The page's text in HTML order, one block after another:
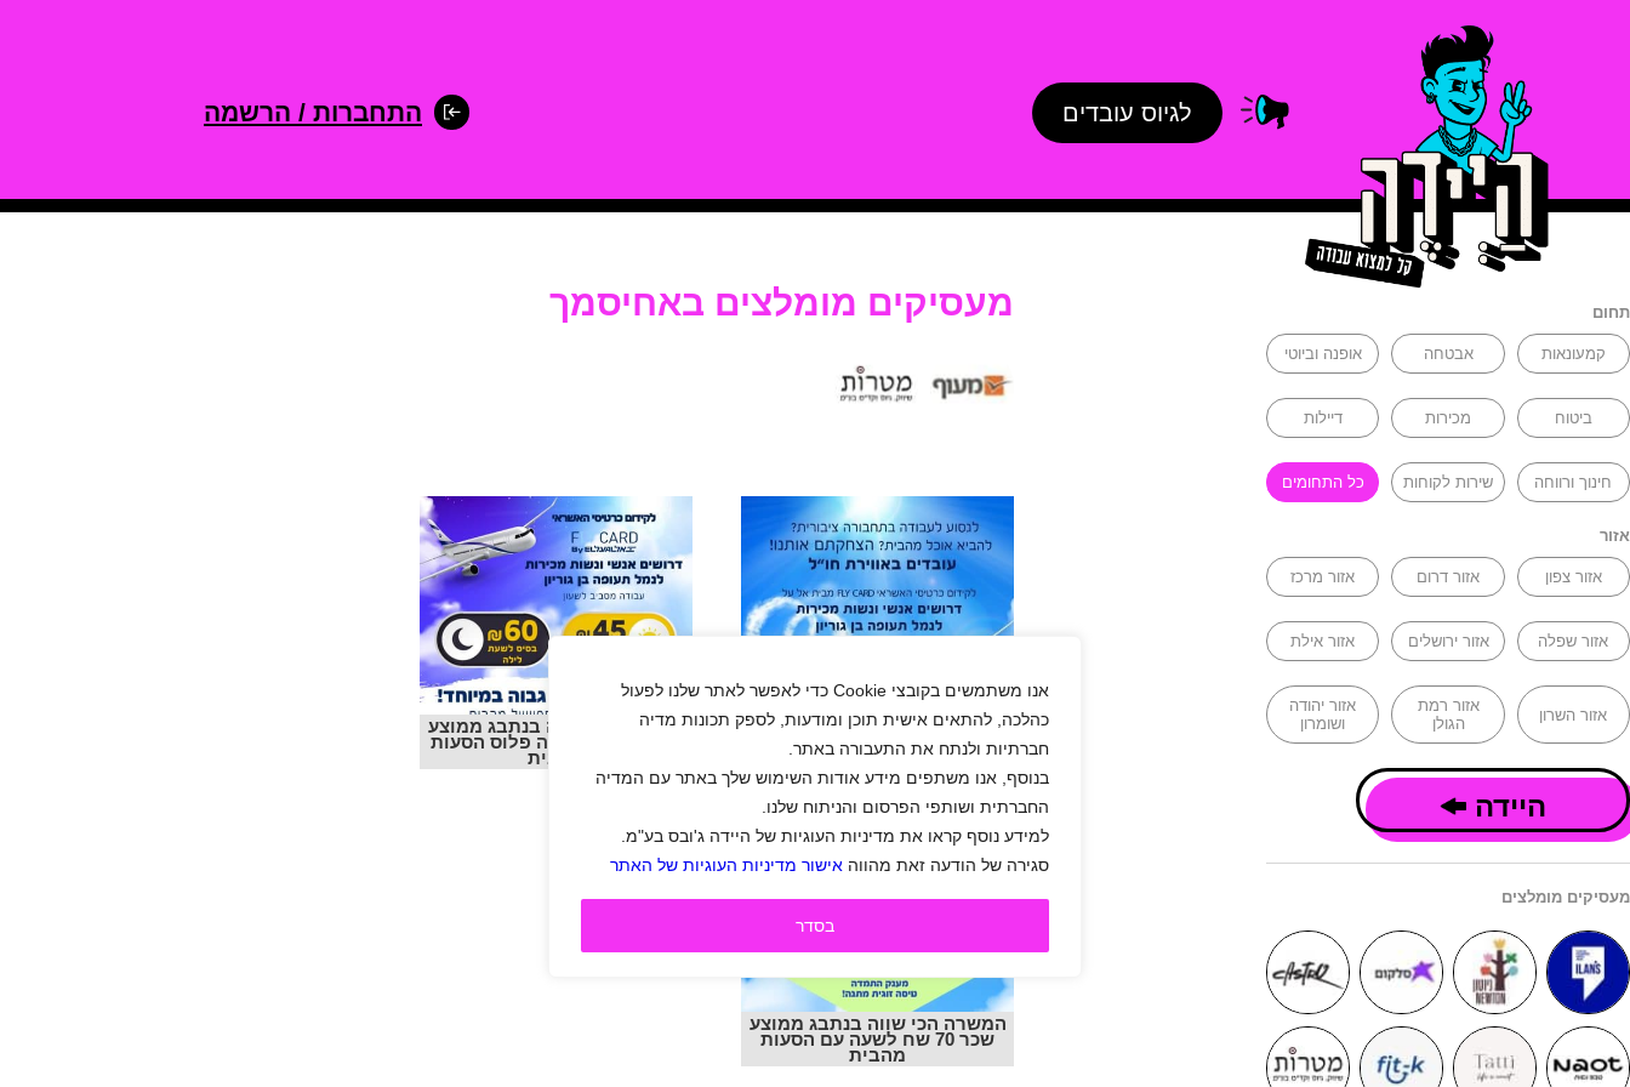
אנו משתמשים בקובצי Cookie כדי לאפשר לאתר שלנו לפעול
כהלכה, להתאים אישית תוכן ומודעות, לספק תכונות מדיה
חברתיות ולנתח את התעבורה באתר.
בנוסף, אנו משתפים מידע אודות השימוש שלך באתר עם המדיה
החברתית ושותפי הפרסום והניתוח שלנו.
למידע נוסף קראו את מדיניות העוגיות של היידה ג'ובס בע"מ.
סגירה של הודעה זאת מהווה אישור מדיניות העוגיות של האתר
בסדר
לגיוס עובדים התחברות / הרשמה
תחום
קמעונאות אבטחה אופנה וביוטי
ביטוח מכירות דיילות
חינוך ורווחה שירות לקוחות כל התחומים
אזור
אזור צפון אזור דרום אזור מרכז
אזור שפלה אזור ירושלים אזור אילת
אזור השרון
אזור רמת
הגולן
אזור יהודה
ושומרון
היידה
מעסיקים מומלצים
מעסיקים מומלצים באחיסמך
מכירת פליי כארד בנתבג ממוצע
שכר 70 שח לשעה פלוס הסעות
מהבית
המשרה הכי שווה בנתבג ממוצע
שכר 70 שח לשעה פלוס הסעות
מהבית
המשרה הכי שווה בנתבג ממוצע
שכר 70 שח לשעה עם הסעות
מהבית